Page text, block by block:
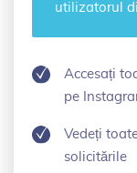
utilizatorul
Accesați
pe
Vedeți
solicitările